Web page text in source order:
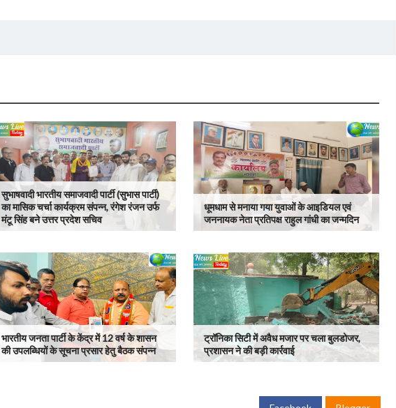
सुभाषवादी भारतीय समाजवादी पार्टी (सुभास पार्टी)
का मासिक चर्चा कार्यक्रम संपन्न, रंगेश रंजन उर्फ
मंटू सिंह बने उत्तर प्रदेश सचिव
धूमधाम से मनाया गया युवाओं के आइडियल एवं
जननायक नेता प्रतिपक्ष राहुल गांधी का जन्मदिन
भारतीय जनता पार्टी के केंद्र में 12 वर्ष के शासन
की उपलब्धियों के सूचना प्रसार हेतु बैठक संपन्न
ट्रॉनिका सिटी में अवैध मजार पर चला बुलडोजर,
प्रशासन ने की बड़ी कार्रवाई